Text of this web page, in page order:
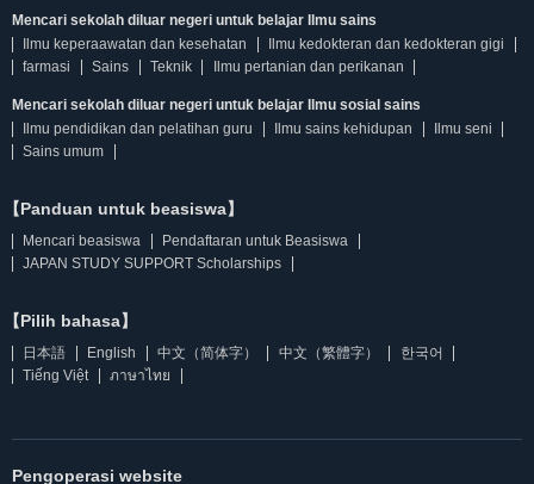
Mencari sekolah diluar negeri untuk belajar Ilmu sains
Ilmu keperaawatan dan kesehatan
Ilmu kedokteran dan kedokteran gigi
farmasi
Sains Teknik Ilmu pertanian dan perikanan
Mencari sekolah diluar negeri untuk belajar Ilmu sosial sains
Ilmu pendidikan dan pelatihan guru
Ilmu sains kehidupan
Ilmu seni
Sains umum
【Panduan untuk beasiswa】
Mencari beasiswa
Pendaftaran untuk Beasiswa
JAPAN STUDY SUPPORT Scholarships
【Pilih bahasa】
日本語 English 中文（简体字） 中文（繁體字）
한국어
Tiếng Việt
ภาษาไทย
Pengoperasi website